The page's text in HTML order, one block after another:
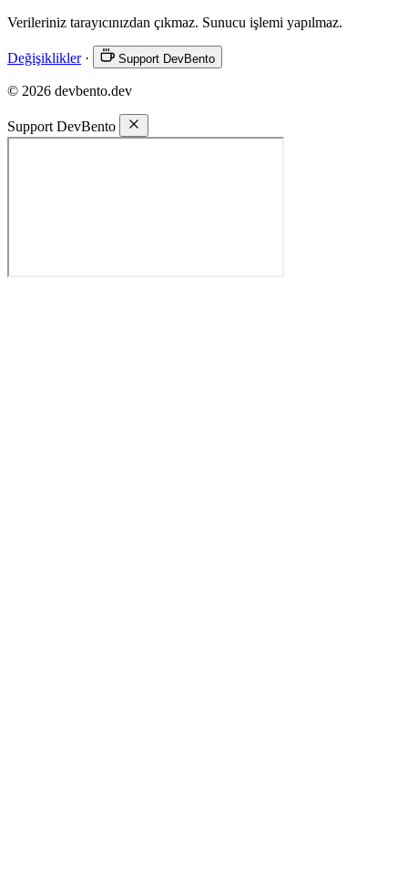
Verileriniz tarayıcınızdan çıkmaz. Sunucu işlemi yapılmaz.
Değişiklikler · Support DevBento
© 2026 devbento.dev
Support DevBento